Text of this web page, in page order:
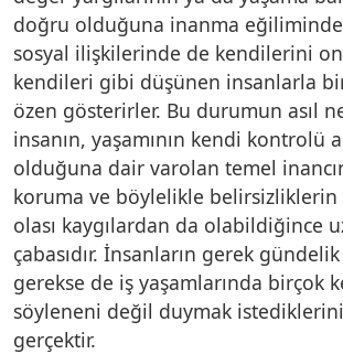
doğru olduğuna inanma
sosyal ilişkilerinde de kendilerini
kendileri gibi düşünen insanlarla
özen gösterirler. Bu durumun asıl
insanın, yaşamının kendi kontrolü
olduğuna dair varolan temel
koruma ve böylelikle belirsizliklerin
olası kaygılardan da olabildiğince
çabasıdır. İnsanların gerek
gerekse de iş yaşamlarında birçok
söyleneni değil duymak
gerçektir.